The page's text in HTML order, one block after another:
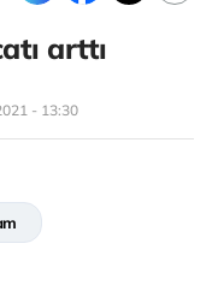
arttı
- 13:30